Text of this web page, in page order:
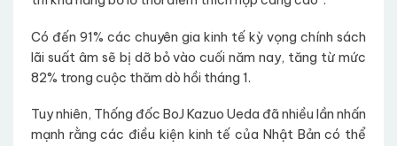
Có đến 91% các chuyên gia kinh tế kỳ vọng chính sách
lãi suất âm sẽ bị dỡ bỏ vào cuối năm nay, tăng từ mức
82% trong cuộc thăm dò hồi tháng 1.
Tuy nhiên, Thống đốc BoJ Kazuo Ueda đã nhiều lần nhấn
mạnh rằng các điều kiện kinh tế của Nhật Bản có thể